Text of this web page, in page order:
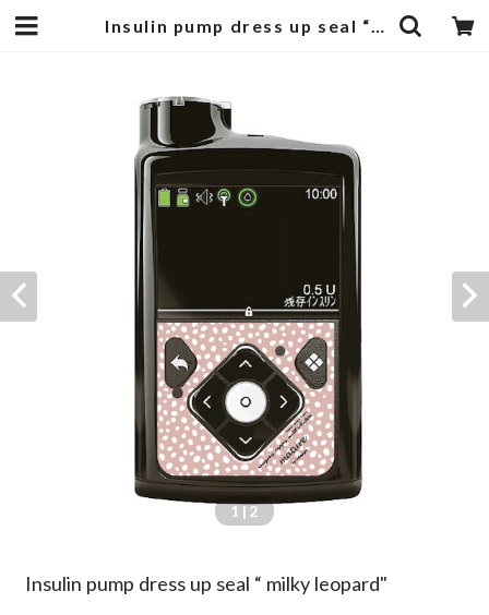
Insulin pump dress up seal “ milky leopard" | mature by ndesign
1 | 2
Insulin pump dress up seal “ milky leopard"